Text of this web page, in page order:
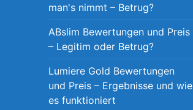
man's nimmt – Betrug?
ABslim Bewertungen und Preis
– Legitim oder Betrug?
Lumiere Gold Bewertungen
und Preis – Ergebnisse und wie
es funktioniert